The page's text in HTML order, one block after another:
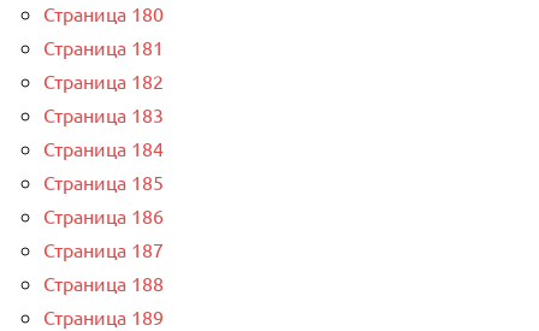
Страница 180
Страница 181
Страница 182
Страница 183
Страница 184
Страница 185
Страница 186
Страница 187
Страница 188
Страница 189